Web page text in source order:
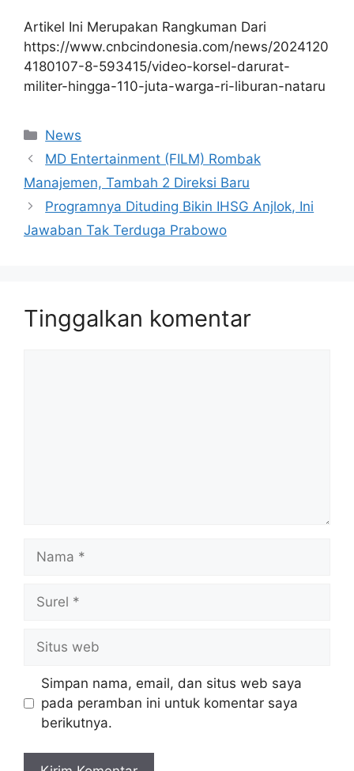
Artikel Ini Merupakan Rangkuman Dari
https://www.cnbcindonesia.com/news/2024120
4180107-8-593415/video-korsel-darurat-
militer-hingga-110-juta-warga-ri-liburan-nataru
Kategori
News
MD Entertainment (FILM) Rombak
Manajemen, Tambah 2 Direksi Baru
Programnya Dituding Bikin IHSG Anjlok, Ini
Jawaban Tak Terduga Prabowo
Tinggalkan komentar
web
Simpan nama, email, dan situs web saya
pada peramban ini untuk komentar saya
berikutnya.